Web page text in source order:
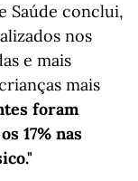
Saúde conclui,
nos
e mais
mais
foram
17% nas